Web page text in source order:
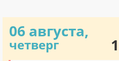
06 августа,
четверг